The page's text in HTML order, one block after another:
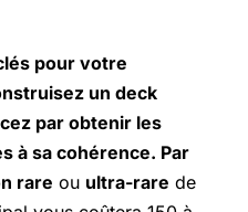
pour votre
un deck
par obtenir les
à sa cohérence. Par
rare ou ultra-rare de